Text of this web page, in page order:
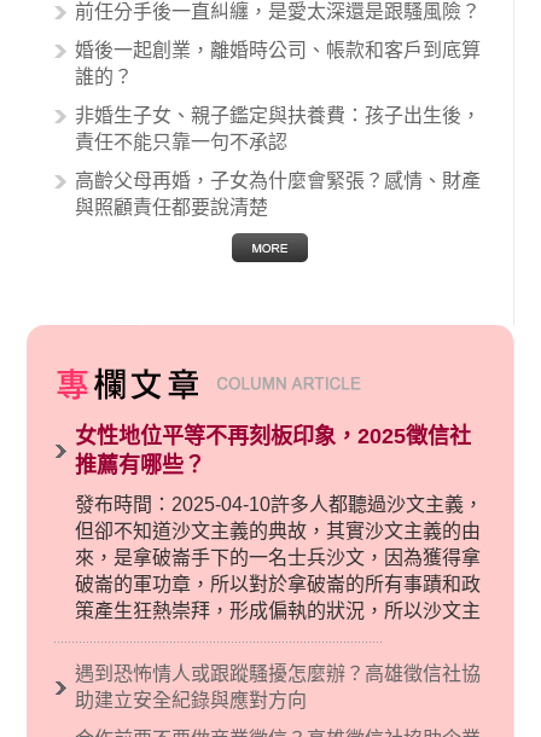
的內容其實非常多，有些案例…
前任分手後一直糾纏，是愛太深還是跟騷風險？
婚後一起創業，離婚時公司、帳款和客戶到底算
誰的？
非婚生子女、親子鑑定與扶養費：孩子出生後，
責任不能只靠一句不承認
高齡父母再婚，子女為什麼會緊張？感情、財產
與照顧責任都要說清楚
女性地位平等不再刻板印象，2025徵信社
推薦有哪些？
發布時間：2025-04-10許多人都聽過沙文主義，
但卻不知道沙文主義的典故，其實沙文主義的由
來，是拿破崙手下的一名士兵沙文，因為獲得拿
破崙的軍功章，所以對於拿破崙的所有事蹟和政
策產生狂熱崇拜，形成偏執的狀況，所以沙文主
義後來就被拿來暗指偏見和歧視，而且有沙文主
義傾向的人，通常對於自己的國家和民族有超強
烈的卓越感，因而瞧不起其他國家的人，所以沙
遇到恐怖情人或跟蹤騷擾怎麼辦？高雄徵信社協
助建立安全紀錄與應對方向